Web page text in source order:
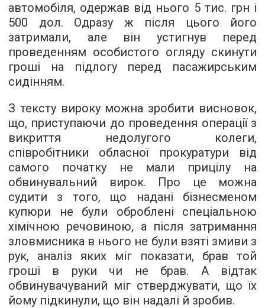
автомобіля, одержав від нього 5 тис. грн і
500 дол. Одразу ж після цього його
затримали, але він устигнув перед
проведенням особистого огляду скинути
гроші на підлогу перед пасажирським
сидінням.
З тексту вироку можна зробити висновок,
що, приступаючи до проведення операції з
викриття недолугого колеги,
співробітники обласної прокуратури від
самого початку не мали прицілу на
обвинувальний вирок. Про це можна
судити з того, що надані бізнесменом
купюри не були оброблені спеціальною
хімічною речовиною, а після затримання
зловмисника в нього не були взяті змиви з
рук, аналіз яких міг показати, брав той
гроші в руки чи не брав. А відтак
обвинувачуваний міг стверджувати, що їх
йому підкинули, що він надалі й зробив.